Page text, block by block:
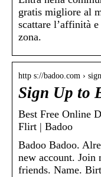
gratis migliore al
scattare l’affinità
zona.
http s://badoo.com ›
Sign Up to
Best Free Online
Flirt | Badoo
Badoo Badoo.
new account. Join
friends. Name.